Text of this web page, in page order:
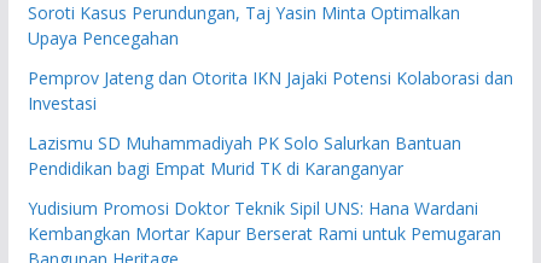
Soroti Kasus Perundungan, Taj Yasin Minta Optimalkan
Upaya Pencegahan
Pemprov Jateng dan Otorita IKN Jajaki Potensi Kolaborasi dan
Investasi
Lazismu SD Muhammadiyah PK Solo Salurkan Bantuan
Pendidikan bagi Empat Murid TK di Karanganyar
Yudisium Promosi Doktor Teknik Sipil UNS: Hana Wardani
Kembangkan Mortar Kapur Berserat Rami untuk Pemugaran